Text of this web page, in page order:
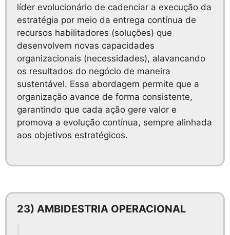
líder evolucionário de cadenciar a execução da
estratégia por meio da entrega contínua de
recursos habilitadores (soluções) que
desenvolvem novas capacidades
organizacionais (necessidades), alavancando
os resultados do negócio de maneira
sustentável. Essa abordagem permite que a
organização avance de forma consistente,
garantindo que cada ação gere valor e
promova a evolução contínua, sempre alinhada
aos objetivos estratégicos.
23) AMBIDESTRIA OPERACIONAL